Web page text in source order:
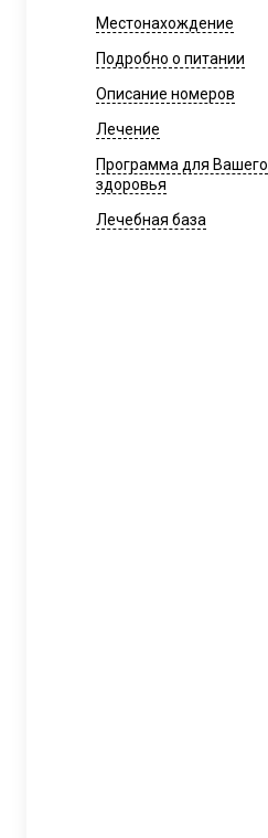
Местонахождение
Подробно о питании
Описание номеров
Лечение
Программа для Вашего
здоровья
Лечебная база